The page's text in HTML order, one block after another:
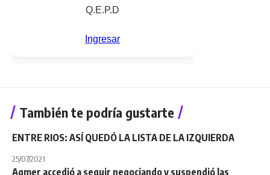
También te podría gustarte
ENTRE RIOS: ASÍ QUEDÓ LA LISTA DE LA IZQUIERDA
25/07/2021
Agmer accedió a seguir negociando y suspendió las